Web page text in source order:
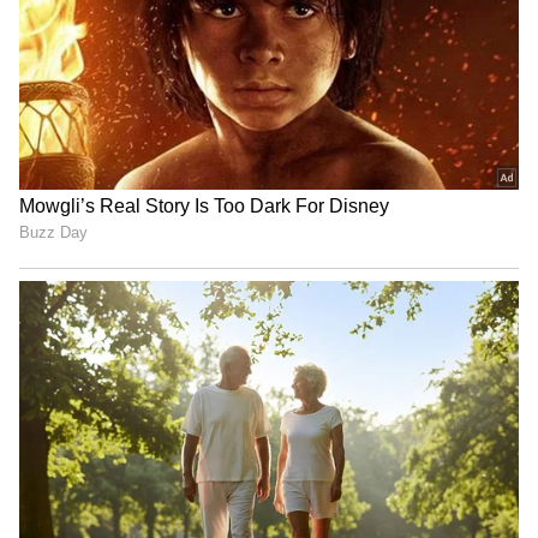
4
నిజానికి గర్భిణులు అన్నం తినడం ఆరోగ్యానికి మంచిదే.